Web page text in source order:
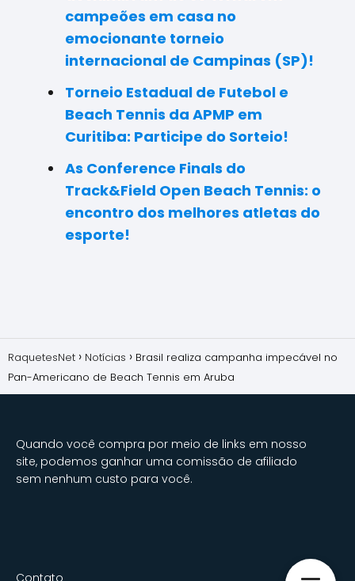
campeões em casa no
emocionante torneio
internacional de Campinas (SP)!
Torneio Estadual de Futebol e
Beach Tennis da APMP em
Curitiba: Participe do Sorteio!
As Conference Finals do
Track&Field Open Beach Tennis: o
encontro dos melhores atletas do
esporte!
RaquetesNet Notícias
Brasil realiza campanha impecável no
Pan-Americano de Beach Tennis em Aruba
Quando você compra por meio de links em nosso
site, podemos ganhar uma comissão de afiliado
sem nenhum custo para você.
Contato